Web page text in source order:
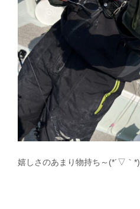
嬉しさのあまり物持ち～(*´▽｀*)